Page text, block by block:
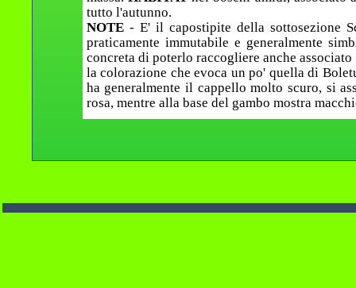
tutto l'autunno.
NOTE - E' il capostipite della sottosezione
praticamente immutabile e generalmente
concreta di poterlo raccogliere anche
la colorazione che evoca un po' quella di
ha generalmente il cappello molto scuro, si
rosa, mentre alla base del gambo mostra